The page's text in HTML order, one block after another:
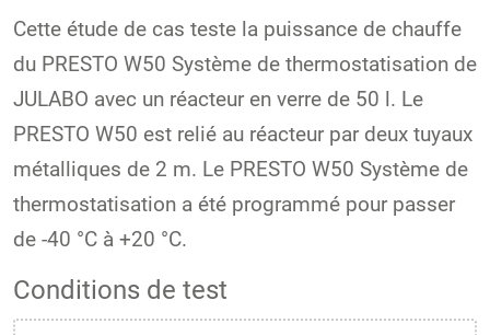
Cette étude de cas teste la puissance de chauffe
du PRESTO W50 Système de thermostatisation de
JULABO avec un réacteur en verre de 50 l. Le
PRESTO W50 est relié au réacteur par deux tuyaux
métalliques de 2 m. Le PRESTO W50 Système de
thermostatisation a été programmé pour passer
de -40 °C à +20 °C.
Conditions de test